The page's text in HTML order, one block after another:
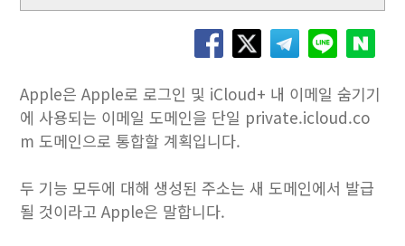
Apple은 Apple로 로그인 및 iCloud+ 내 이메일 숨기기
에 사용되는 이메일 도메인을 단일 private.icloud.co
m 도메인으로 통합할 계획입니다.
두 기능 모두에 대해 생성된 주소는 새 도메인에서 발급
될 것이라고 Apple은 말합니다.